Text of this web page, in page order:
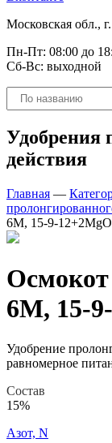
Московская обл.,
Пн-Пт: 08:00 до
Сб-Вс: выходной
Поиск
товаров
Удобрения
действия
Главная —
6М, 15-9-
6М, 15-
Удобрение
равномерное
Состав
15%
Азот, N